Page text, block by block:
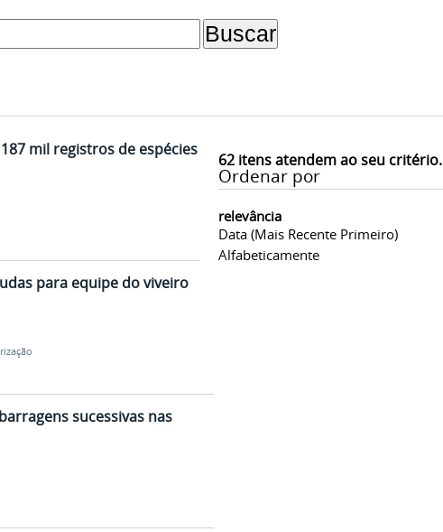
62itens atendem ao seu critério.
Ordenar por
relevância
Data (mais Recente Primeiro)
Alfabeticamente
mil registros de espécies
para equipe do viveiro
sucessivas nas